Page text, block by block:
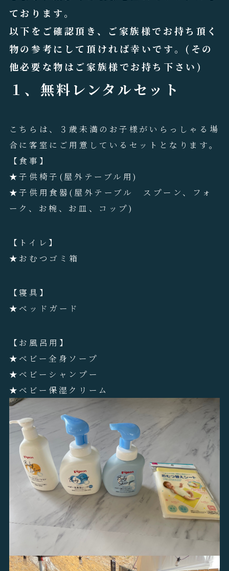
ております。
以下をご確認頂き、ご家族様でお持ち頂く
物の参考にして頂ければ幸いです。(その
他必要な物はご家族様でお持ち下さい)
１、無料レンタルセット
こちらは、３歳未満のお子様がいらっしゃる場
合に客室にご用意しているセットとなります。
【食事】
★子供椅子(屋外テーブル用)
★子供用食器(屋外テーブル スプーン、フォ
ーク、お椀、お皿、コップ)
【トイレ】
★おむつゴミ箱
【寝具】
★ベッドガード
【お風呂用】
★ベビー全身ソープ
★ベビーシャンプー
★ベビー保湿クリーム